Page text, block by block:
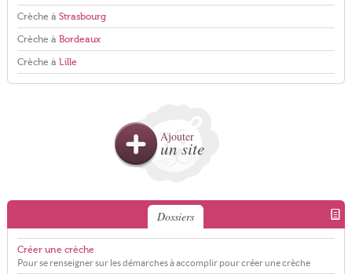
Crèche à Strasbourg
Crèche à Bordeaux
Crèche à Lille
Ajouter
un site
Dossiers
Créer une crèche
Pour se renseigner sur les démarches à accomplir pour créer une crèche